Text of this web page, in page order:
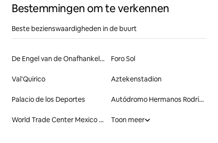
Bestemmingen om te verkennen
Beste bezienswaardigheden in de buurt
De Engel van de Onafhankelijkheid Foro Sol
Val'Quirico Aztekenstadion
Palacio de los Deportes Autódromo Hermanos Rodríguez
World Trade Center Mexico City Toon meer